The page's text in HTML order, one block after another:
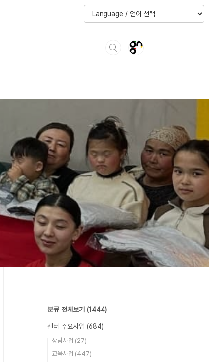
분류 전체보기(1444)
센터 주요사업(684)
상담사업 (27)
교육사업 (447)